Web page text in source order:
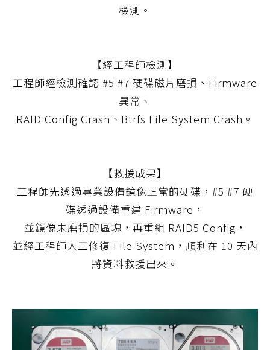
檢測。
【經工程師檢測】
工程師經檢測確認 #5 #7 硬碟磁片磨損、Firmware
異常、
RAID Config Crash、Btrfs File System Crash。
【救援成果】
工程師先透過專業設備鏡像正常的硬碟，#5 #7 硬
碟透過設備重建 Firmware，
並鏡像未磨損的區塊，再重組 RAID5 Config，
並經工程師人工修復 File System，順利在 10 天內
將資料救援出來。